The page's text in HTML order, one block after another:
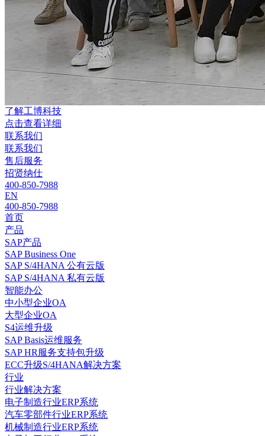
了解工博科技
点击查看详细
联系我们
联系我们
售后服务
招贤纳仕
400-850-7988
EN
400-850-7988
首页
产品
SAP产品
SAP Business One
SAP S/4HANA 公有云版
SAP S/4HANA 私有云版
智能办公
中小型企业OA
大型企业OA
S4运维升级
SAP Basis运维服务
SAP HR服务支持包升级
ECC升级S/4HANA解决方案
行业
行业解决方案
电子制造行业ERP系统
汽车零部件行业ERP系统
机械制造行业ERP系统